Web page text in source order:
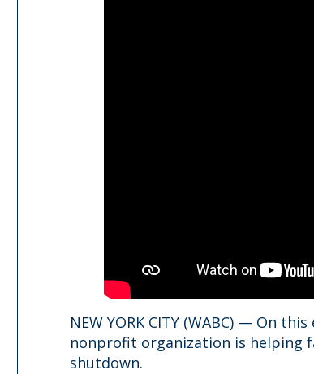
NEW YORK CITY (WABC) — On
nonprofit organization is helping
shutdown.